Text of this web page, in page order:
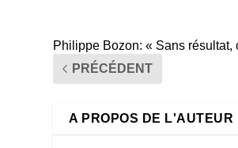
Philippe Bozon: « Sans
PRÉCÉDENT
A PROPOS DE L'AUTEUR